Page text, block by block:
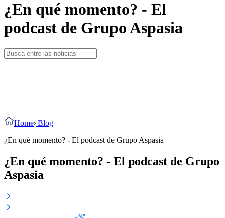
¿En qué momento? - El
podcast de Grupo Aspasia
Home Blog
¿En qué momento? - El podcast de Grupo Aspasia
¿En qué momento? - El podcast de Grupo
Aspasia